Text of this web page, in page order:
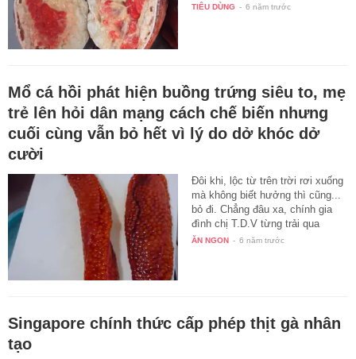
TIÊU DÙNG - 6 năm trước
Mổ cá hồi phát hiện buồng trứng siêu to, mẹ
trẻ lên hỏi dân mạng cách chế biến nhưng
cuối cùng vẫn bỏ hết vì lý do dở khóc dở
cười
Đôi khi, lộc từ trên trời rơi xuống
mà không biết hưởng thì cũng...
bỏ đi. Chẳng đâu xa, chính gia
đình chị T.D.V từng trải qua
tình…
ĂN NGON - 6 năm trước
Singapore chính thức cấp phép thịt gà nhân
tạo